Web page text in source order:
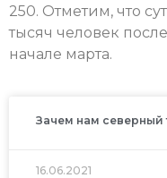
250. Отметим, что
тысяч человек
начале марта.
Зачем нам северный
16.06.2021